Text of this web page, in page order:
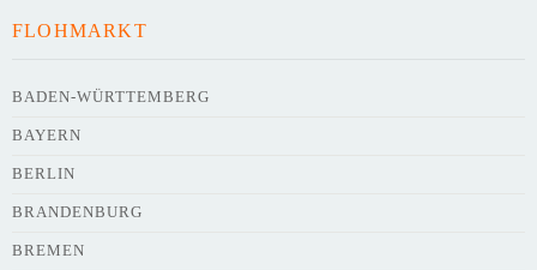
FLOHMARKT
BADEN-WÜRTTEMBERG
BAYERN
BERLIN
BRANDENBURG
BREMEN